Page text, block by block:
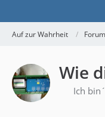
Auf zur Wahrheit Forum
Wie
Ich